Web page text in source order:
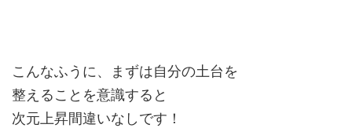
こんなふうに、まずは自分の土台を
整えることを意識すると
次元上昇間違いなしです！